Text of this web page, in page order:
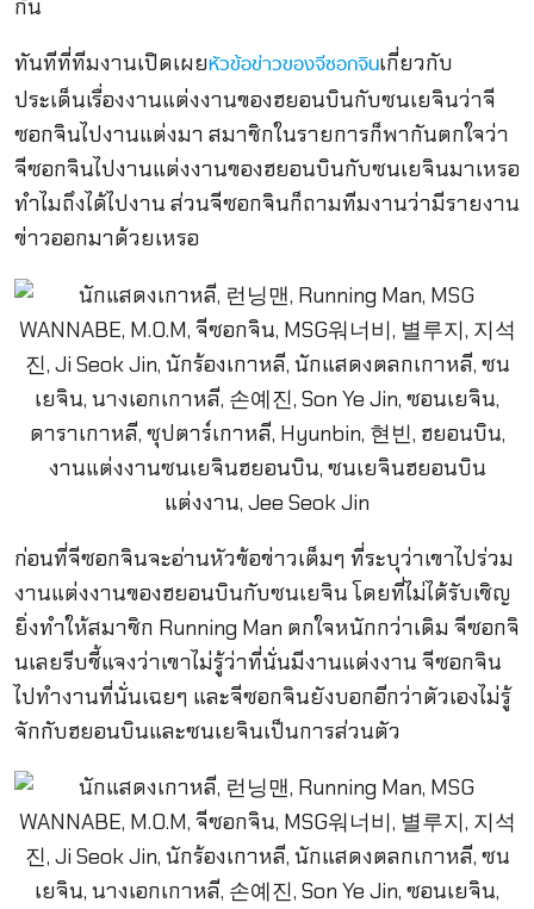
กัน
ทันทีที่ทีมงานเปิดเผยหัวข้อข่าวของจีซอกจินเกี่ยวกับ
ประเด็นเรื่องงานแต่งงานของฮยอนบินกับซนเยจินว่าจี
ซอกจินไปงานแต่งมา สมาชิกในรายการก็พากันตกใจว่า
จีซอกจินไปงานแต่งงานของฮยอนบินกับซนเยจินมาเหรอ
ทำไมถึงได้ไปงาน ส่วนจีซอกจินก็ถามทีมงานว่ามีรายงาน
ข่าวออกมาด้วยเหรอ
ก่อนที่จีซอกจินจะอ่านหัวข้อข่าวเต็มๆ ที่ระบุว่าเขาไปร่วม
งานแต่งงานของฮยอนบินกับซนเยจิน โดยที่ไม่ได้รับเชิญ
ยิ่งทำให้สมาชิก Running Man ตกใจหนักกว่าเดิม จีซอกจิ
นเลยรีบชี้แจงว่าเขาไม่รู้ว่าที่นั่นมีงานแต่งงาน จีซอกจิน
ไปทำงานที่นั่นเฉยๆ และจีซอกจินยังบอกอีกว่าตัวเองไม่รู้
จักกับฮยอนบินและซนเยจินเป็นการส่วนตัว